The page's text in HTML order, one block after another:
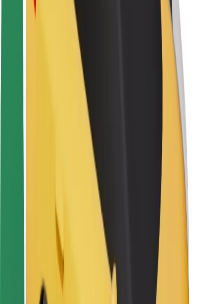
Keleivių saugumas
Vairuotojų saugumas
Paspirtukų saugumas
Saugumo laboratorija
Sprendimai miestams
„Bolt“ įkrovimo stotelės
Vairuotojams
Kurjeriams
„Bolt Food“
Automobilių nuomos įmonių savininkams
Restoranams
„Bolt for Business“